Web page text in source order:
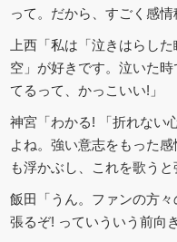
って。だから、すごく感情
上西「私は「泣きはらし
空」が好きです。泣いた
てるって、かっこいい!」
神宮「わかる! 「折れない
よね。強い意志をもった
も浮かぶし、これを歌うと
飯田「うん。ファンの方
張るぞ! っていういう前向